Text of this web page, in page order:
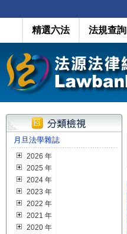
精選六法 法規查詢
月旦法學雜誌
2026 年
2025 年
2024 年
2023 年
2022 年
2021 年
2020 年